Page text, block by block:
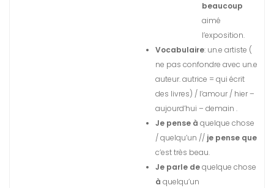
beaucoup
aimé
l’exposition.
Vocabulaire: un.e artiste (
ne pas confondre avec un.e
auteur. autrice = qui écrit
des livres) / l’amour / hier –
aujourd’hui – demain .
Je pense à quelque chose
/ quelqu’un // je pense que
c’est très beau.
Je parle dequelque chose
à quelqu’un